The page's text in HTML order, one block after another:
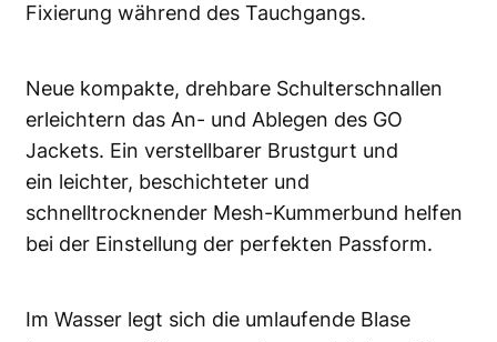
Fixierung während des Tauchgangs.
Neue kompakte, drehbare Schulterschnallen
erleichtern das An- und Ablegen des GO
Jackets. Ein verstellbarer Brustgurt und
ein leichter, beschichteter und
schnelltrocknender Mesh-Kummerbund helfen
bei der Einstellung der perfekten Passform.
Im Wasser legt sich die umlaufende Blase